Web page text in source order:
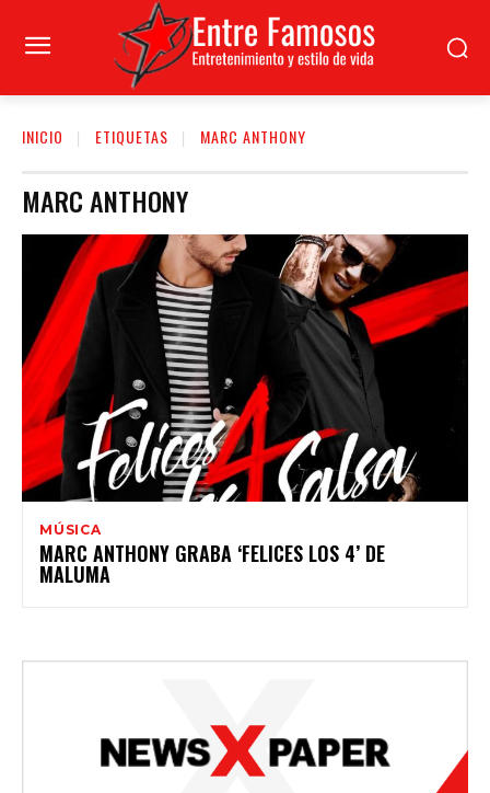
INICIO ETIQUETAS MARC ANTHONY
MARC ANTHONY
MÚSICA
MARC ANTHONY GRABA ‘FELICES LOS 4’ DE
MALUMA